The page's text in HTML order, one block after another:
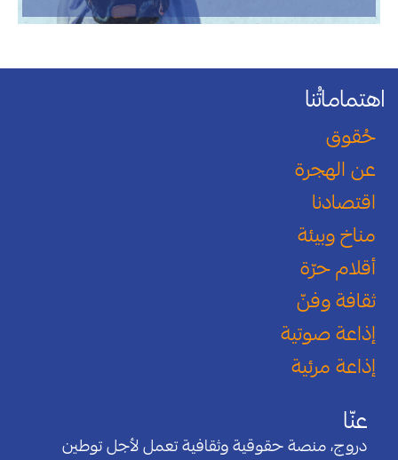
اهتماماتُنا
حُقوق
عن الهجرة
اقتصادنا
مناخ وبيئة
أقلام حرّة
ثقافة وفنّ
إذاعة صوتية
إذاعة مرئية
عنّا
دروج، منصة حقوقية وثقافية تعمل لأجل توطين